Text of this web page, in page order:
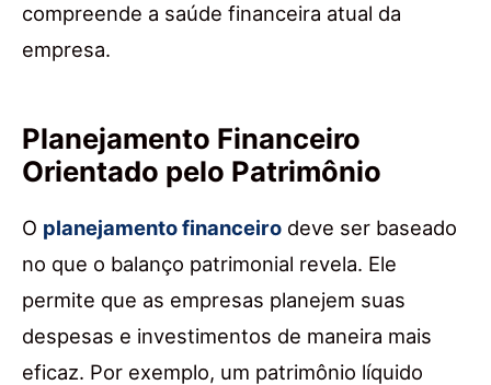
compreende a saúde financeira atual da
empresa.
Planejamento Financeiro
Orientado pelo Patrimônio
O planejamento financeiro deve ser baseado
no que o balanço patrimonial revela. Ele
permite que as empresas planejem suas
despesas e investimentos de maneira mais
eficaz. Por exemplo, um patrimônio líquido